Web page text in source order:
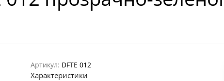
Артикул: DFTE 012
Характеристики